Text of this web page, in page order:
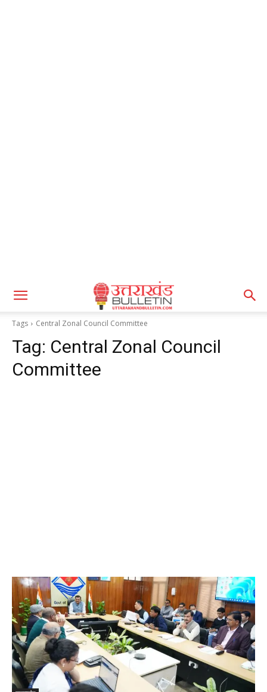
Tags Central Zonal Council Committee
Tag: Central Zonal Council
Committee